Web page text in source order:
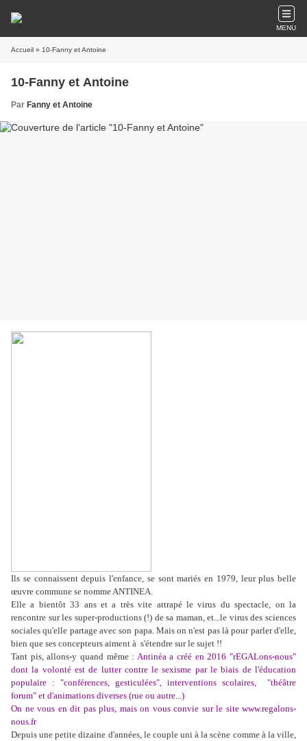
MENU
Accueil » 10-Fanny et Antoine
10-Fanny et Antoine
Par Fanny et Antoine
Ils se connaissent depuis l'enfance, se sont mariés en 1979, leur plus belle
œuvre commune se nomme ANTINEA.
Elle a bientôt 33 ans et a très vite attrapé le virus du spectacle, on la
rencontre sur les super-productions (!) de sa maman, et...le virus des sciences
sociales qu'elle partage avec son papa. Mais on n'est pas là pour parler d'elle,
bien que ses concepteurs aiment à s'étendre sur le sujet !!
Tant pis, allons-y quand même : Antinéa a créé en 2016 "rEGALons-nous"
dont la volonté est de lutter contre le sexisme par le biais de l'éducation
populaire : "conférences, gesticulées", interventions scolaires, "théâtre
forum" et d'animations diverses (rue ou autre...)
On ne vous en dit pas plus, mais on vous convie sur le site www.regalons-
nous.fr
Depuis une petite dizaine d'années, le couple uni à la scène comme à la ville,